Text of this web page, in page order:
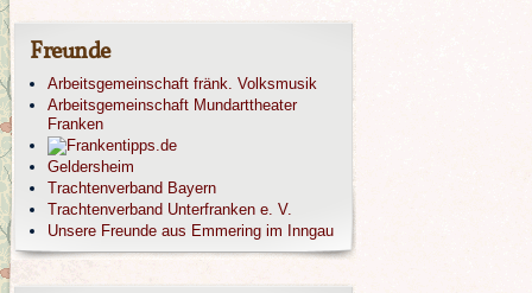
Freunde
Arbeitsgemeinschaft fränk. Volksmusik
Arbeitsgemeinschaft Mundarttheater
Franken
Geldersheim
Trachtenverband Bayern
Trachtenverband Unterfranken e. V.
Unsere Freunde aus Emmering im Inngau